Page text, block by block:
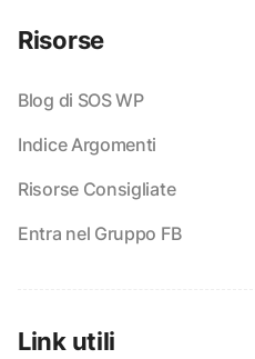
Risorse
Blog di SOS WP
Indice Argomenti
Risorse Consigliate
Entra nel Gruppo FB
Link utili